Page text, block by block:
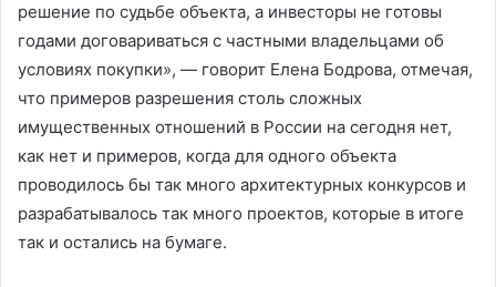
решение по судьбе объекта, а инвесторы не готовы
годами договариваться с частными владельцами об
условиях покупки», — говорит Елена Бодрова, отмечая,
что примеров разрешения столь сложных
имущественных отношений в России на сегодня нет,
как нет и примеров, когда для одного объекта
проводилось бы так много архитектурных конкурсов и
разрабатывалось так много проектов, которые в итоге
так и остались на бумаге.